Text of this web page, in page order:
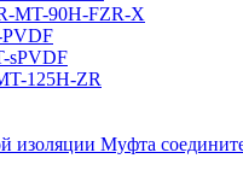
MT-90H-FZR-X
PVDF
sPVDF
125H-ZR
Муфта